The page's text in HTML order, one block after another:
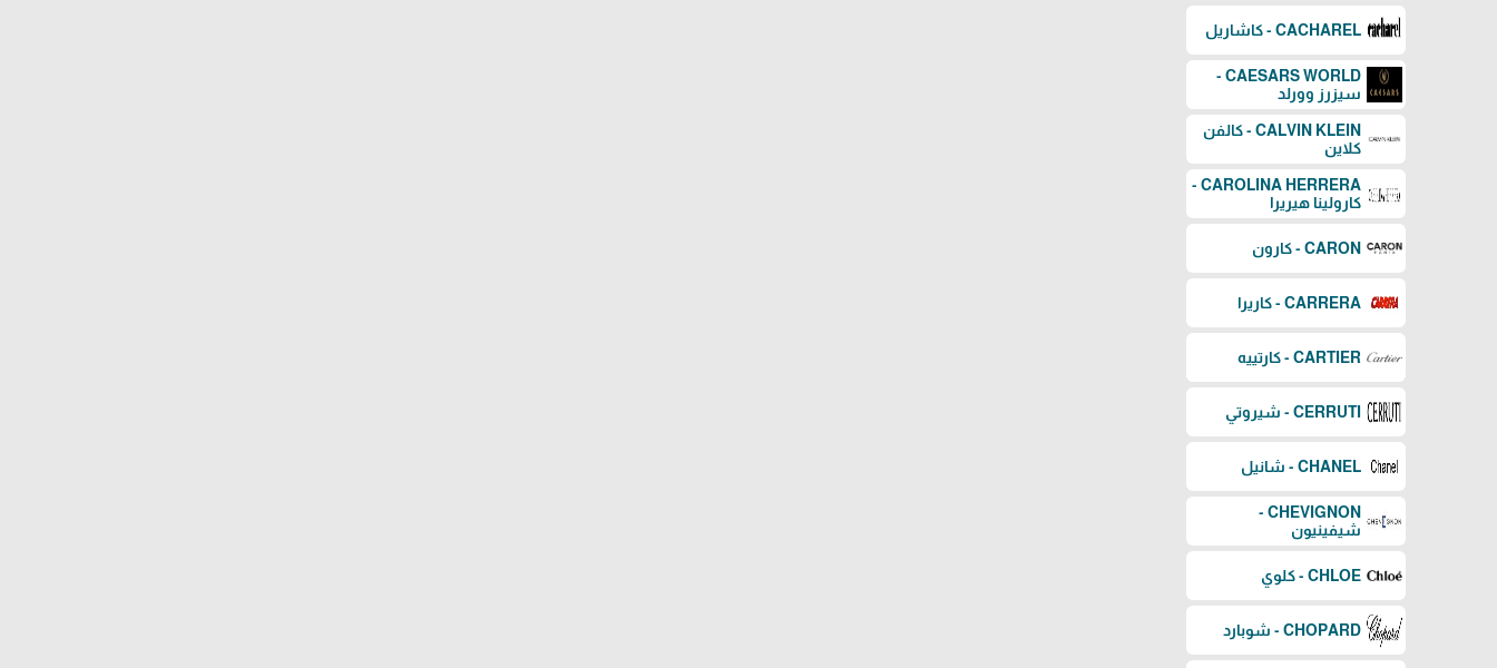
CACHAREL - كاشاريل
CAESARS WORLD -
سيزرز وورلد
CALVIN KLEIN - كالفن
كلاين
CAROLINA HERRERA -
كارولينا هيريرا
CARON - كارون
CARRERA - كاريرا
CARTIER - كارتييه
CERRUTI - شيروتي
CHANEL - شانيل
CHEVIGNON -
شيفينيون
CHLOE - كلوي
CHOPARD - شوبارد